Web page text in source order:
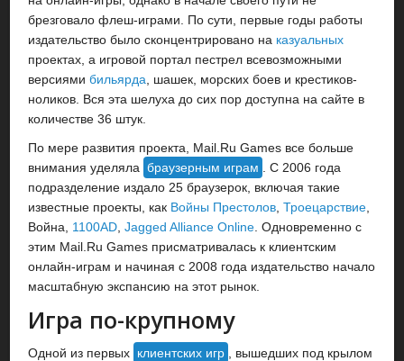
брезговало флеш-играми. По сути, первые годы работы
издательство было сконцентрировано на казуальных
проектах, а игровой портал пестрел всевозможными
версиямибильярда , шашек, морских боев и крестиков-
ноликов. Вся эта шелуха до сих пор доступна на сайте в
количестве 36 штук.
По мере развития проекта, Mail.Ru Games все больше
внимания уделяла браузерным играм
. С 2006 года
подразделение издало 25 браузерок, включая такие
известные проекты, как Войны Престолов ,Троецарствие
Война, 1100AD ,Jagged Alliance Online . Одновременно с
этим Mail.Ru Games присматривалась к клиентским
онлайн-играм и начиная с 2008 года издательство начало
масштабную экспансию на этот рынок.
Игра по-крупному
Одной из первых клиентских игр
, вышедших под крылом